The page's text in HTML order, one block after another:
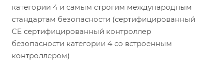
категории 4 и самым строгим международным
стандартам безопасности (сертифицированный
CE сертифицированный контроллер
безопасности категории 4 со встроенным
контроллером)